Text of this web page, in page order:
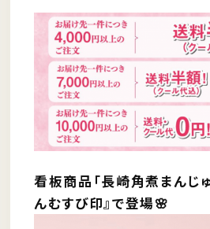
看板商品「長崎角煮まんじ
んむすび印』で登場🌸